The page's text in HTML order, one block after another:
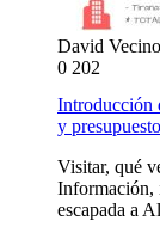
David
0 202
Introducción
y
Visitar, qué
Información,
escapada a